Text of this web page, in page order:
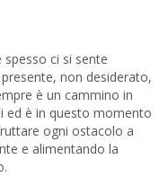
ci si sente
non desiderato,
è un cammino in
ed è in questo momento
ogni ostacolo a
e alimentando la